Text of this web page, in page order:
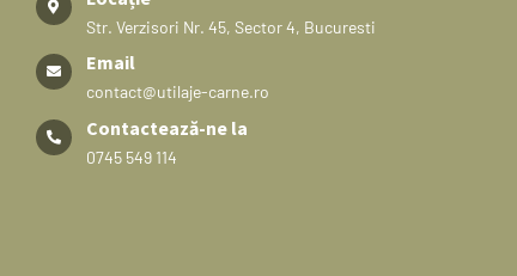
Str. Verzisori Nr. 45, Sector 4, Bucuresti
Email
contact@utilaje-carne.ro
Contactează-ne la
0745 549 114